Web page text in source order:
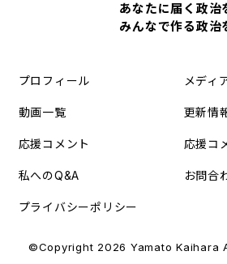
あなたに届く政治
みんなで作る政治
プロフィール メディ
動画一覧 更新情
応援コメント 応援コ
私へのQ&A お問合
プライバシーポリシー
©Copyright 2026 Yamato Kaihara